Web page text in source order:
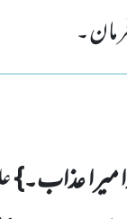
میرا عذاب۔}